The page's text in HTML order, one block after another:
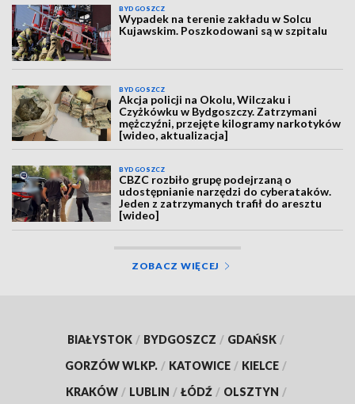
BYDGOSZCZ
Wypadek na terenie zakładu w Solcu
Kujawskim. Poszkodowani są w szpitalu
BYDGOSZCZ
Akcja policji na Okolu, Wilczaku i
Czyżkówku w Bydgoszczy. Zatrzymani
mężczyźni, przejęte kilogramy narkotyków
[wideo, aktualizacja]
BYDGOSZCZ
CBZC rozbiło grupę podejrzaną o
udostępnianie narzędzi do cyberataków.
Jeden z zatrzymanych trafił do aresztu
[wideo]
ZOBACZ WIĘCEJ
BIAŁYSTOK / BYDGOSZCZ / GDAŃSK /
GORZÓW WLKP. / KATOWICE / KIELCE /
KRAKÓW / LUBLIN / ŁÓDŹ / OLSZTYN /